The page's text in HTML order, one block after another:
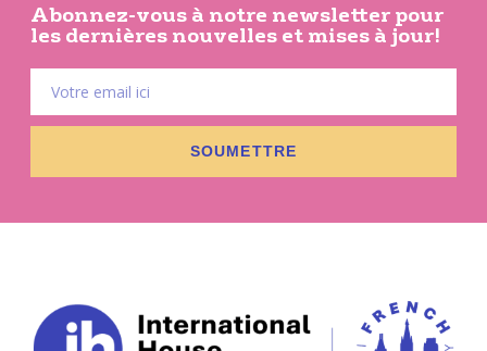
Abonnez-vous à notre newsletter pour
les dernières nouvelles et mises à jour!
SOUMETTRE